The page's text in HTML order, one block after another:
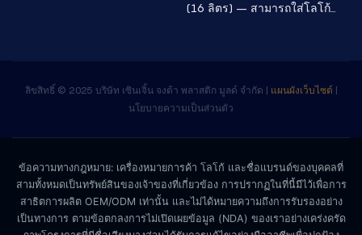
(16 ลิตร) – สามารถใส่โลโก้
ลิขสิทธิ์ © 2025 บริษัท เซินเจิ้น จงต้า พลาสติก มูลด์ จำกัด | แผนผังเว็บไซต์ |
นโยบายความเป็นส่วนตัว
ข้อความทางกฎหมาย: เครื่องหมายการค้า โลโก้ และชื่อแบรนด์ของบุคคลที่
สามทั้งหมดเป็นทรัพย์สินของเจ้าของที่เกี่ยวข้อง การปรากฏในที่นี้มีไว้เพื่อการ
สาธิตการผลิต OEM/ODM เท่านั้น และไม่ได้หมายความถึงการรับรองอย่าง
เป็นทางการ ตามข้อตกลงการไม่เปิดเผยข้อมูล (NDA) ของเราอย่างเคร่งครัด